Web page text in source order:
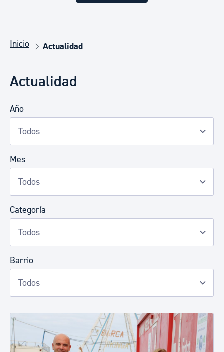
Inicio Actualidad
Actualidad
Año
Mes
Categoría
Barrio